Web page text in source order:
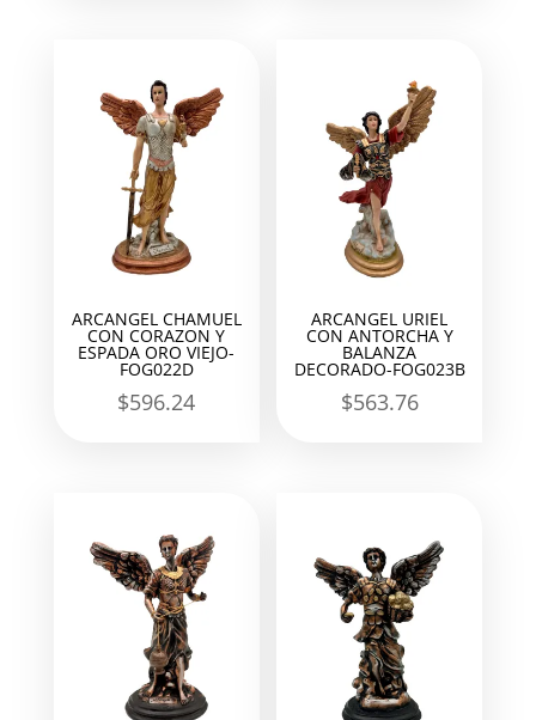
ARCANGEL CHAMUEL
CON CORAZON Y
ESPADA ORO VIEJO-
FOG022D
$596.24
ARCANGEL URIEL
CON ANTORCHA Y
BALANZA
DECORADO-FOG023B
$563.76